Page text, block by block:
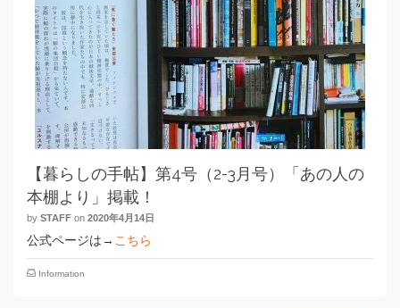
【暮らしの手帖】第4号（2-3月号）「あの人の
本棚より」掲載！
by STAFF on 2020年4月14日
公式ページは→ こちら
Information